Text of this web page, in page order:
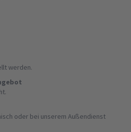
werden.
oder bei unserem Außendienst